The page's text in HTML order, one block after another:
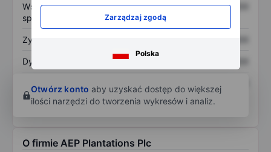
Zarządzaj zgodą
Polska
Współczynnik cena do
sprzedaży
XXXXXXX XXXXXXX
Zysk na akcję
Dywidenda na akcję
własnego
Otwórz konto aby uzyskać dostęp do większej
ilości narzędzi do tworzenia wykresów i analiz.
O firmie AEP Plantations Plc